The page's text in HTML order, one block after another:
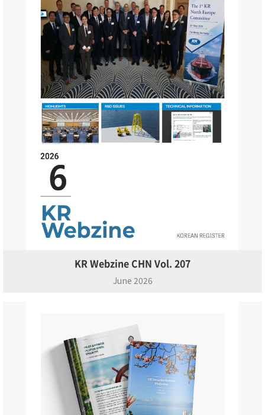
KR Webzine CHN Vol. 207
June 2026